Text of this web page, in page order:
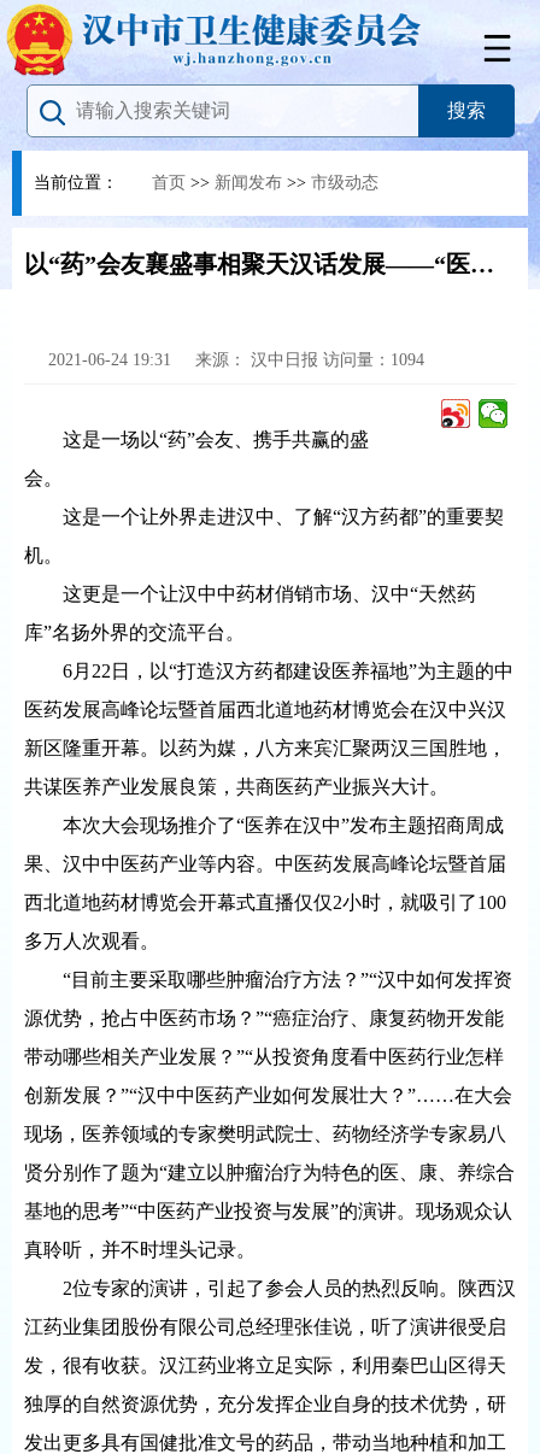
当前位置： 首页 >> 新闻发布 >> 市级动态
以“药”会友襄盛事相聚天汉话发展——“医养在汉中”、中医药发展高峰论坛暨首届西北道地药材博览会开幕侧记
2021-06-24 19:31 来源： 汉中日报 访问量： 1094
这是一场以“药”会友、携手共赢的盛
会。
这是一个让外界走进汉中、了解“汉方药都”的重要契
机。
这更是一个让汉中中药材俏销市场、汉中“天然药
库”名扬外界的交流平台。
6月22日，以“打造汉方药都建设医养福地”为主题的中
医药发展高峰论坛暨首届西北道地药材博览会在汉中兴汉
新区隆重开幕。以药为媒，八方来宾汇聚两汉三国胜地，
共谋医养产业发展良策，共商医药产业振兴大计。
本次大会现场推介了“医养在汉中”发布主题招商周成
果、汉中中医药产业等内容。中医药发展高峰论坛暨首届
西北道地药材博览会开幕式直播仅仅2小时，就吸引了100
多万人次观看。
“目前主要采取哪些肿瘤治疗方法？”“汉中如何发挥资
源优势，抢占中医药市场？”“癌症治疗、康复药物开发能
带动哪些相关产业发展？”“从投资角度看中医药行业怎样
创新发展？”“汉中中医药产业如何发展壮大？”……在大会
现场，医养领域的专家樊明武院士、药物经济学专家易八
贤分别作了题为“建立以肿瘤治疗为特色的医、康、养综合
基地的思考”“中医药产业投资与发展”的演讲。现场观众认
真聆听，并不时埋头记录。
2位专家的演讲，引起了参会人员的热烈反响。陕西汉
江药业集团股份有限公司总经理张佳说，听了演讲很受启
发，很有收获。汉江药业将立足实际，利用秦巴山区得天
独厚的自然资源优势，充分发挥企业自身的技术优势，研
发出更多具有国健批准文号的药品，带动当地种植和加工